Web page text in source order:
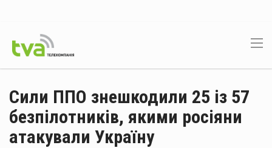
Сили ППО знешкодили 25 із 57
безпілотників, якими росіяни
атакували Україну